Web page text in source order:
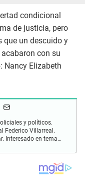
condicional
de justicia, pero
que un descuido y
con su
Nancy Elizabeth
y políticos.
Federico Villarreal.